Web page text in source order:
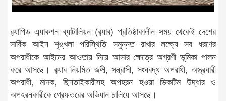
র‌্যাপিড এ্যাকশন ব্যাটালিয়ন (র‌্যাব) প্রতিষ্ঠাকালীন সময় থেকেই দেশের
সার্বিক আইন শৃঙ্খলা পরিস্থিতি সমুন্নত রাখার লক্ষ্যে সব ধরণের
অপরাধীকে আইনের আওতায় নিয়ে আসার ক্ষেত্রে অগ্রণী ভূমিকা পালন
করে আসছে। র‌্যাব নিয়মিত জঙ্গী, সন্ত্রাসী, সংঘবদ্ধ অপরাধী, অস্ত্রধারী
অপরাধী, মাদক, ছিনতাইকারীসহ অপহরন হওয়া ভিকটিম উদ্ধার ও
অপহরনকারীকে গ্রেফতরের অভিযান চালিয়ে আসছে।